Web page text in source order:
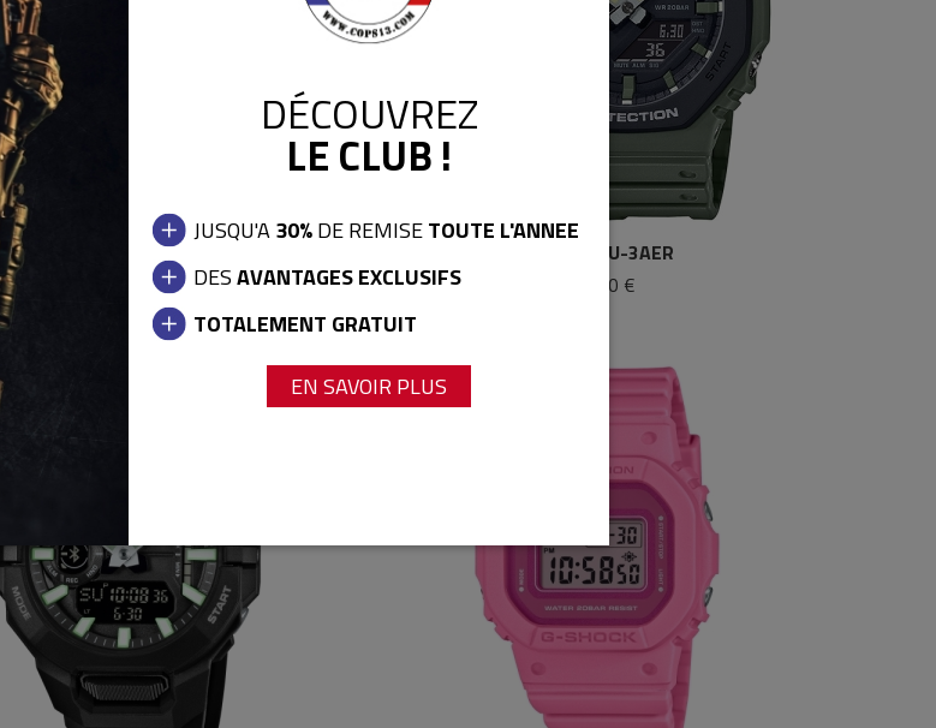
DÉCOUVREZ
LE CLUB !
JUSQU'A30%DE REMISETOUTE L'ANNEE
DESAVANTAGES EXCLUSIFS
TOTALEMENT GRATUIT
EN SAVOIR PLUS
GMA-P2100SA-1A1ER
99,90 €
GA-2110SU-3AER
119,00 €